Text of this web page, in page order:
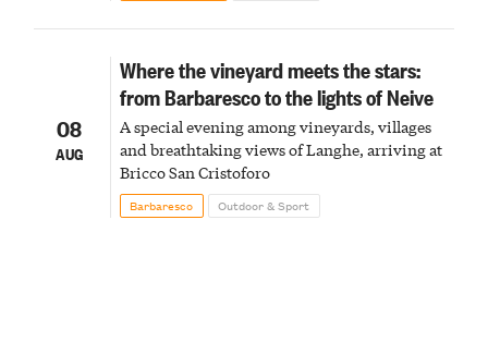
08
AUG
Where the vineyard meets the stars:
from Barbaresco to the lights of Neive
A special evening among vineyards, villages
and breathtaking views of Langhe, arriving at
Bricco San Cristoforo
Barbaresco Outdoor & Sport